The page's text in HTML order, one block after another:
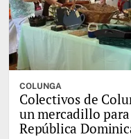
COLUNGA
Colectivos de
un mercadillo
República